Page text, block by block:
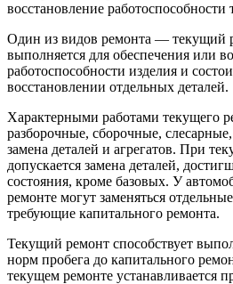
восстановление работоспособности
Один из видов ремонта — текущий
выполняется для обеспечения или
работоспособности изделия и
восстановлении отдельных деталей.
Характерными работами текущего
разборочные, сборочные,
замена деталей и агрегатов. При
допускается замена деталей,
состояния, кроме базовых. У
ремонте могут заменяться
требующие капитального ремонта.
Текущий ремонт способствует
норм пробега до капитального
текущем ремонте устанавливается